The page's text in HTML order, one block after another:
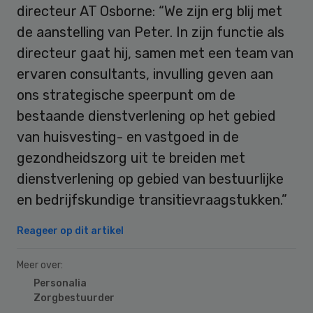
directeur AT Osborne: “We zijn erg blij met
de aanstelling van Peter. In zijn functie als
directeur gaat hij, samen met een team van
ervaren consultants, invulling geven aan
ons strategische speerpunt om de
bestaande dienstverlening op het gebied
van huisvesting- en vastgoed in de
gezondheidszorg uit te breiden met
dienstverlening op gebied van bestuurlijke
en bedrijfskundige transitievraagstukken.”
Reageer op dit artikel
Meer over:
Personalia
Zorgbestuurder